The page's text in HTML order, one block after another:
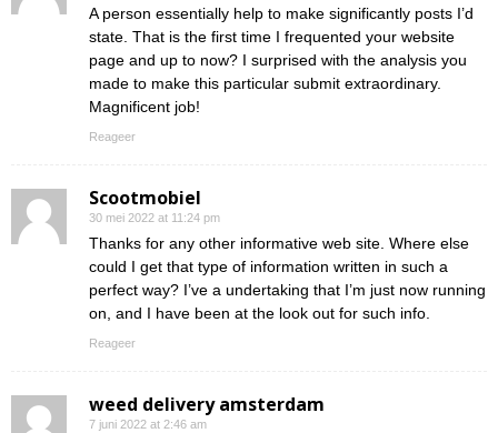
A person essentially help to make significantly posts I’d
state. That is the first time I frequented your website
page and up to now? I surprised with the analysis you
made to make this particular submit extraordinary.
Magnificent job!
Reageer
Scootmobiel
30 mei 2022 at 11:24 pm
Thanks for any other informative web site. Where else
could I get that type of information written in such a
perfect way? I’ve a undertaking that I’m just now running
on, and I have been at the look out for such info.
Reageer
weed delivery amsterdam
7 juni 2022 at 2:46 am